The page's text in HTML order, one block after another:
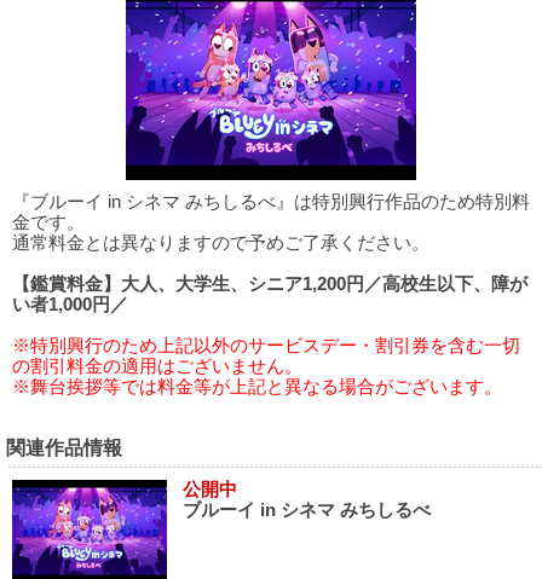
『ブルーイ in シネマ みちしるべ』は特別興行作品のため特別料
金です。
通常料金とは異なりますので予めご了承ください。
【鑑賞料金】大人、大学生、シニア1,200円／高校生以下、障が
い者1,000円／
※特別興行のため上記以外のサービスデー・割引券を含む一切
の割引料金の適用はございません。
※舞台挨拶等では料金等が上記と異なる場合がございます。
関連作品情報
公開中
ブルーイ in シネマ みちしるべ